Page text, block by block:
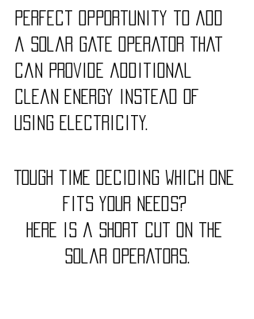
perfect opportunity to add
a Solar Gate Operator that
can provide additional
clean energy instead of
using electricity.
Tough time deciding which one
fits your needs?
Here is a short cut on the
solar operators.